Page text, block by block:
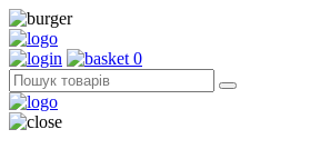
0